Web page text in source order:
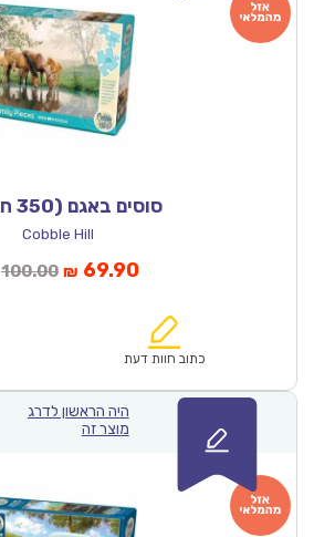
סוסים באגם (350 חלקים)
Cobble Hill
100.00המחיר
₪100.00.
₪ 69.90המחיר
הוא:
כתוב חוות דעת
היה הראשון לדרג
מוצר זה